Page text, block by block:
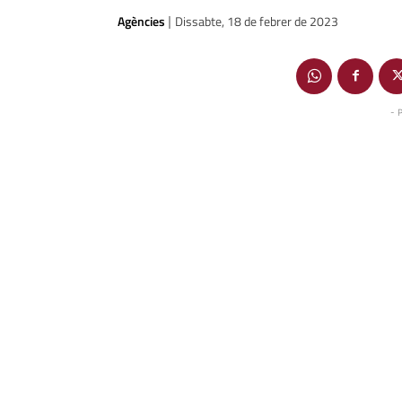
Agències | Dissabte, 18 de febrer de 2023
-